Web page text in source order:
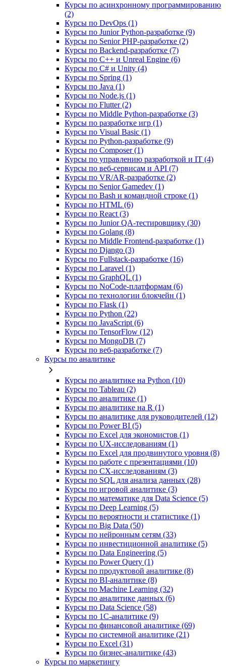
Курсы по асинхронному программированию
(2)
Курсы по DevOps (1)
Курсы по Junior Python-разработке (9)
Курсы по Senior PHP-разработке (2)
Курсы по Backend‑разработке (7)
Курсы по C++ и Unreal Engine (6)
Курсы по C# и Unity (4)
Курсы по Spring (1)
Курсы по Java (1)
Курсы по Node.js (1)
Курсы по Flutter (2)
Курсы по Middle Python-разработке (3)
Курсы по разработке игр (1)
Курсы по Visual Basic (1)
Курсы по Python-разработке (9)
Курсы по Composer (1)
Курсы по управлению разработкой и IT (4)
Курсы по веб‑сервисам и API (7)
Курсы по VR/AR‑разработке (2)
Курсы по Senior Gamedev (1)
Курсы по Bash и командной строке (1)
Курсы по HTML (6)
Курсы по React (3)
Курсы по Junior QA-тестировщику (30)
Курсы по Golang (8)
Курсы по Middle Frontend-разработке (1)
Курсы по Django (3)
Курсы по Fullstack‑разработке (16)
Курсы по Laravel (1)
Курсы по GraphQL (1)
Курсы по NoCode‑платформам (6)
Курсы по технологии блокчейн (1)
Курсы по Flask (1)
Курсы по Python (22)
Курсы по JavaScript (6)
Курсы по TensorFlow (12)
Курсы по MongoDB (7)
Курсы по веб‑разработке (7)
Курсы по аналитике
Курсы по аналитике на Python (10)
Курсы по Tableau (2)
Курсы по аналитике (1)
Курсы по аналитике на R (1)
Курсы по аналитике для руководителей (12)
Курсы по Power BI (5)
Курсы по Excel для экономистов (1)
Курсы по UX‑исследованиям (1)
Курсы по Excel для продвинутого уровня (8)
Курсы по работе с презентациями (10)
Курсы по CX-исследованиям (3)
Курсы по SQL для анализа данных (28)
Курсы по игровой аналитике (3)
Курсы по математике для Data Science (5)
Курсы по Deep Learning (5)
Курсы по вероятности и статистике (1)
Курсы по Big Data (50)
Курсы по нейронным сетям (33)
Курсы по инвестиционной аналитике (5)
Курсы по Data Engineering (5)
Курсы по Power Query (1)
Курсы по продуктовой аналитике (8)
Курсы по BI‑аналитике (8)
Курсы по Machine Learning (32)
Курсы по аналитике данных (6)
Курсы по Data Science (58)
Курсы по 1С‑аналитике (9)
Курсы по финансовой аналитике (69)
Курсы по системной аналитике (21)
Курсы по Excel (31)
Курсы по бизнес‑аналитике (43)
Курсы по маркетингу